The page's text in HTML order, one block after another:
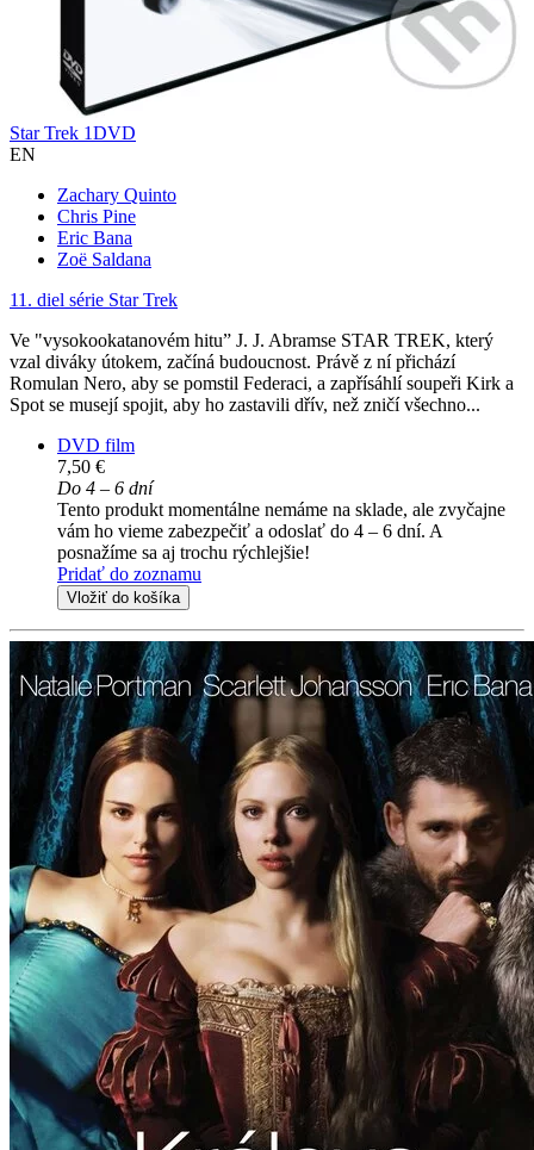
Star Trek 1DVD
EN
Zachary Quinto
Chris Pine
Eric Bana
Zoë Saldana
11. diel série Star Trek
Ve "vysokookatanovém hitu” J. J. Abramse STAR TREK, který
vzal diváky útokem, začíná budoucnost. Právě z ní přichází
Romulan Nero, aby se pomstil Federaci, a zapřísáhlí soupeři Kirk a
Spot se musejí spojit, aby ho zastavili dřív, než zničí všechno...
DVD film
7,50 €
Do 4 – 6 dní
Tento produkt momentálne nemáme na sklade, ale zvyčajne
vám ho vieme zabezpečiť a odoslať do 4 – 6 dní. A
posnažíme sa aj trochu rýchlejšie!
Pridať do zoznamu
Vložiť do košíka